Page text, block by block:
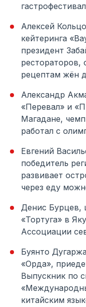
Алексей
кейтеринга
президент
рестораторов,
рецептам жён
Александр
«Перевал» и
Магадане,
работал с
Евгений
победитель
развивает
через еду
Денис Бурцев,
«Тортуга» в
Ассоциации
Буянто
«Орда»,
Выпускник по
китайским